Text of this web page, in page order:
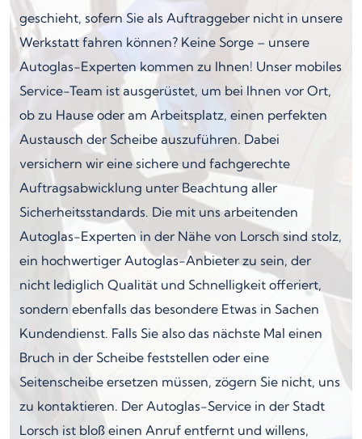
geschieht, sofern Sie als Auftraggeber nicht in unsere
Werkstatt fahren können? Keine Sorge – unsere
Autoglas-Experten kommen zu Ihnen! Unser mobiles
Service-Team ist ausgerüstet, um bei Ihnen vor Ort,
ob zu Hause oder am Arbeitsplatz, einen perfekten
Austausch der Scheibe auszuführen. Dabei
versichern wir eine sichere und fachgerechte
Auftragsabwicklung unter Beachtung aller
Sicherheitsstandards. Die mit uns arbeitenden
Autoglas-Experten in der Nähe von Lorsch sind stolz,
ein hochwertiger Autoglas-Anbieter zu sein, der
nicht lediglich Qualität und Schnelligkeit offeriert,
sondern ebenfalls das besondere Etwas in Sachen
Kundendienst. Falls Sie also das nächste Mal einen
Bruch in der Scheibe feststellen oder eine
Seitenscheibe ersetzen müssen, zögern Sie nicht, uns
zu kontaktieren. Der Autoglas-Service in der Stadt
Lorsch ist bloß einen Anruf entfernt und willens,